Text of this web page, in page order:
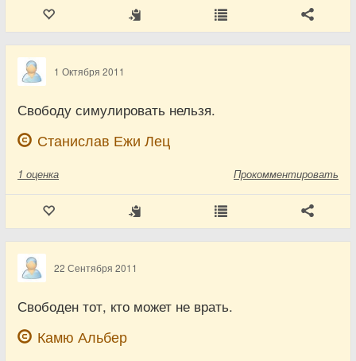
1 Октября 2011
Свободу симулировать нельзя.
Станислав Ежи Лец
1 оценка Прокомментировать
22 Сентября 2011
Свободен тот, кто может не врать.
Камю Альбер